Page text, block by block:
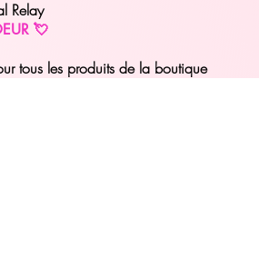
Relay
💘
tous les produits de la boutique